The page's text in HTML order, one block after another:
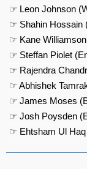
☞ Leon Johnson
☞ Shahin Hossain
☞ Kane
☞ Steffan Piolet
☞ Rajendra
☞ Abhishek
☞ James Moses
☞ Josh Poysden
☞ Ehtsham Ul